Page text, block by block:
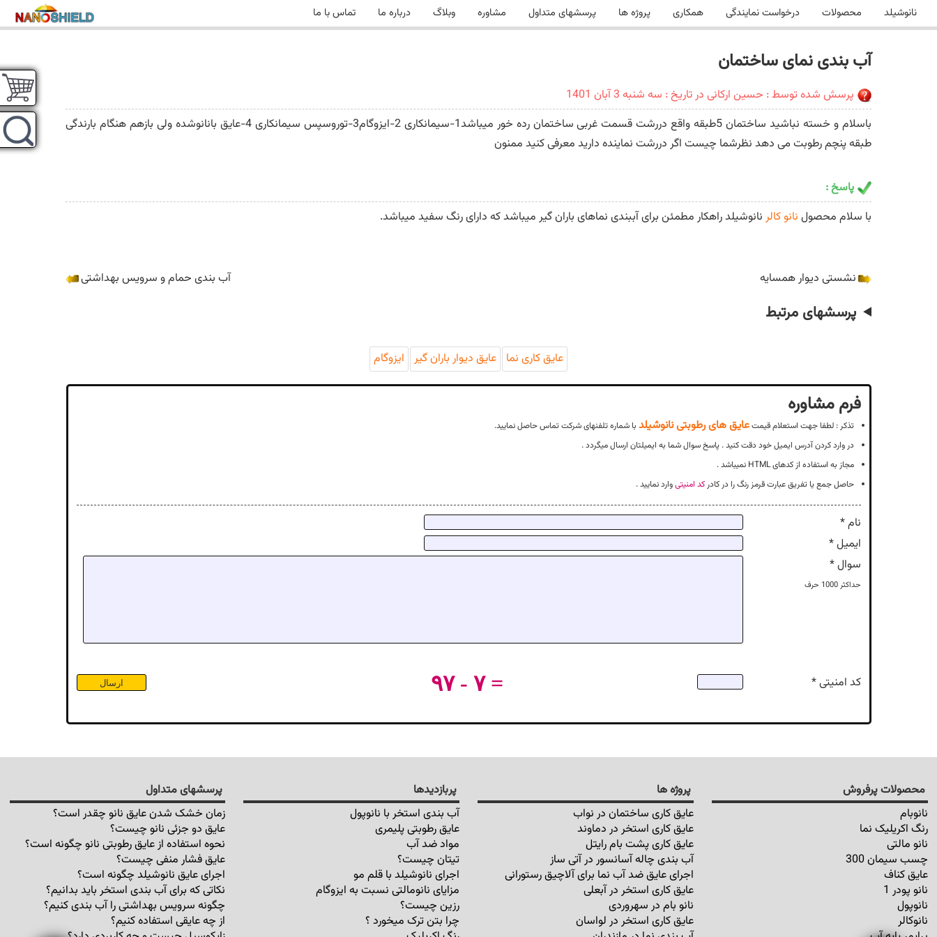
نانوشیلد محصولات درخواست نمایندگی همکاری پروژه ها پرسشهای متداول مشاوره وبلاگ درباره ما تماس با ما
آب بندی نمای ساختمان
پرسش شده توسط : حسین ارکانی در تاریخ : سه شنبه 3 آبان 1401
باسلام و خسته نباشید ساختمان 5طبقه واقع دررشت قسمت غربی ساختمان رده خور میباشد1-سیمانکاری 2-ایزوگام3-توروسپس سیمانکاری 4-عایق بانانوشده ولی بازهم هنگام بارندگی
طبقه پنچم رطوبت می دهد نظرشما چیست اگر دررشت نماینده دارید معرفی کنید ممنون
پاسخ :
با سلام محصول نانو کالر نانوشیلد راهکار مطمئن برای آببندی نماهای باران گیر میباشد که دارای رنگ سفید میباشد.
نشستی دیوار همسایه آب بندی حمام و سرویس بهداشتی
پرسشهای مرتبط
عایق کاری نما عایق دیوار باران گیر ایزوگام
فرم مشاوره
تذکر : لطفا جهت استعلام قیمتعایق های رطوبتی نانوشیلد با شماره تلفنهای شرکت تماس حاصل نمایید.
در وارد کردن آدرس ایمیل خود دقت کنید . پاسخ سوال شما به ایمیلتان ارسال میگردد .
مجاز به استفاده از کدهای HTML نمیباشد .
حاصل جمع یا تفریق عبارت قرمز رنگ را در کادرکد امنیتیوارد نمایید .
نام *
ایمیل *
سوال *
حداکثر1000 حرف
کد امنیتی * ۹۷ - ۷ =
محصولات پرفروش
نانوبام
رنگ اکریلیک نما
نانو مالتی
چسب سیمان 300
عایق کناف
نانو پودر 1
نانوپول
نانوکالر
پروژه ها
عایق کاری ساختمان در نواب
عایق کاری استخر در دماوند
عایق کاری پشت بام رایتل
آب بندی چاله آسانسور در آتی ساز
اجرای عایق ضد آب نما برای آلاچیق رستورانی
عایق کاری استخر در آبعلی
نانو بام در سهروردی
عایق کاری استخر در لواسان
پربازدیدها
آب بندی استخر با نانوپول
عایق رطوبتی پلیمری
مواد ضد آب
تیتان چیست؟
اجرای نانوشیلد با قلم مو
مزایای نانومالتی نسبت به ایزوگام
رزین چیست؟
چرا بتن ترک میخورد ؟
پرسشهای متداول
زمان خشک شدن عایق نانو چقدر است؟
عایق دو جزئی نانو چیست؟
نحوه استفاده از عایق رطوبتی نانو چگونه است؟
عایق فشار منفی چیست؟
اجرای عایق نانوشیلد چگونه است؟
نکاتی که برای آب بندی استخر باید بدانیم؟
چگونه سرویس بهداشتی را آب بندی کنیم؟
از چه عایقی استفاده کنیم؟